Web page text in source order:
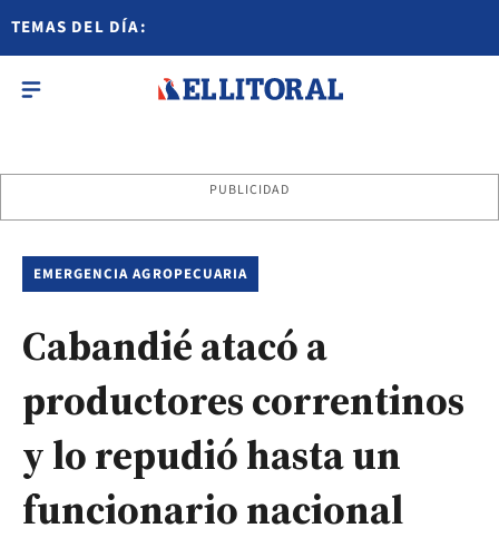
TEMAS DEL DÍA:
PUBLICIDAD
EMERGENCIA AGROPECUARIA
Cabandié atacó a
productores correntinos
y lo repudió hasta un
funcionario nacional